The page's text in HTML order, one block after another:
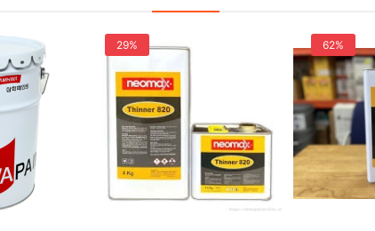
29% 62%